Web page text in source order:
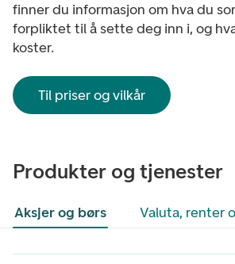
finner du informasjon om hva du
forpliktet til å sette deg inn i, og
koster.
Til priser og vilkår
Produkter og tjenester
Aksjer og børs Valuta, renter